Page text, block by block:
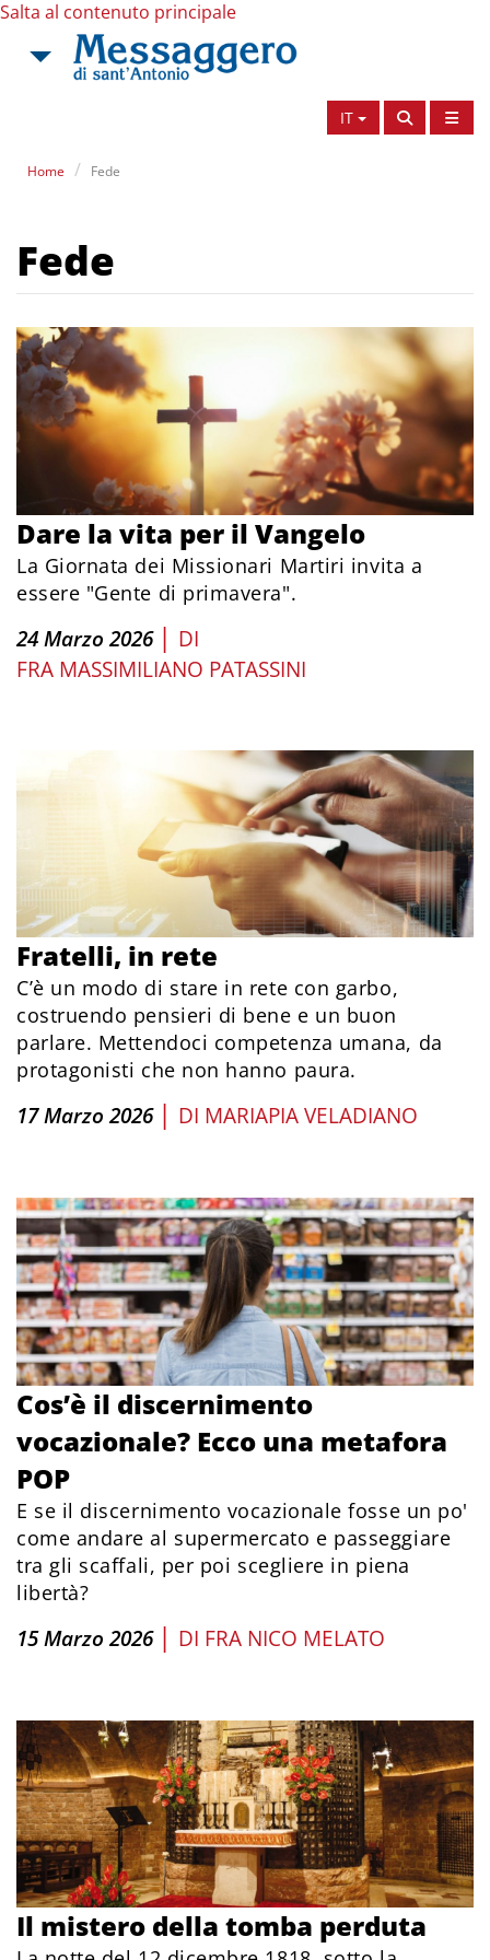
Salta al contenuto principale
IT
Home Fede
Fede
Dare la vita per il Vangelo
La Giornata dei Missionari Martiri invita a
essere "Gente di primavera".
24 Marzo 2026 | DI
FRA MASSIMILIANO PATASSINI
Fratelli, in rete
C’è un modo di stare in rete con garbo,
costruendo pensieri di bene e un buon
parlare. Mettendoci competenza umana, da
protagonisti che non hanno paura.
17 Marzo 2026 | DI MARIAPIA VELADIANO
Cos’è il discernimento
vocazionale? Ecco una metafora
POP
E se il discernimento vocazionale fosse un po'
come andare al supermercato e passeggiare
tra gli scaffali, per poi scegliere in piena
libertà?
15 Marzo 2026 | DI FRA NICO MELATO
Il mistero della tomba perduta